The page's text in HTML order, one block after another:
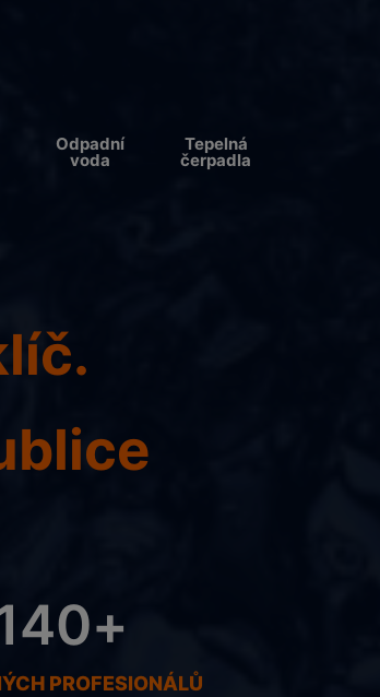
Odpadní
voda
Tepelná
čerpadla
+
PROFESIONÁLŮ